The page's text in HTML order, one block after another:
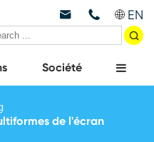
  EN

Société
de l'écran